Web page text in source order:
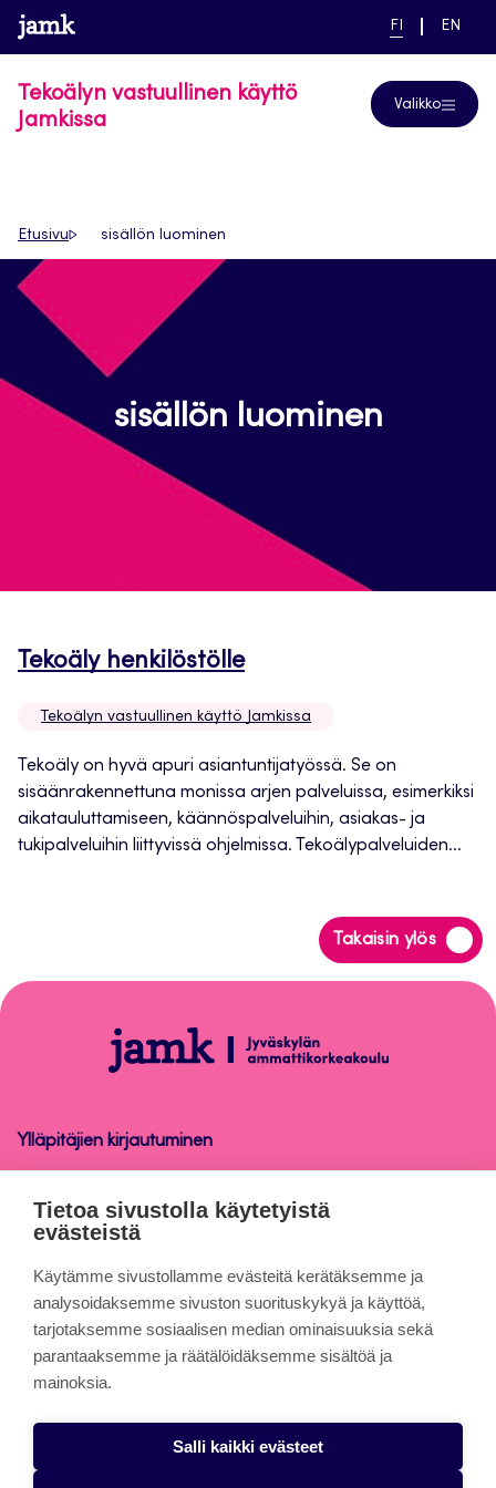
Siirry
suoraan
www.jamk.fi linkki pääsivustolle
NYKYINEN
FI
VAIHDA
EN
Tekoälyn vastuullinen käyttö
Jamkissa
Valikko
Etusivu sisällön luominen
sisällön luominen
Tekoäly henkilöstölleAvautuu
välilehteen
Tekoälyn vastuullinen käyttö Jamkissa
Tekoäly on hyvä apuri asiantuntijatyössä. Se on
sisäänrakennettuna monissa arjen palveluissa, esimerkiksi
aikatauluttamiseen, käännöspalveluihin, asiakas- ja
tukipalveluihin liittyvissä ohjelmissa. Tekoälypalveluiden...
Takaisin ylös
Siirry
takaisin
Tekoälyn
vastuullinen
Ylläpitäjien kirjautuminen
Tekoälyn vastuullinen käyttö Jamkissa
Tietoa sivuista
Evästeet
Saavutettavuusseloste
Tietosuojaseloste
Alasottoilmoitus
Tietoa sivustolla käytetyistä
evästeistä
Käytämme sivustollamme evästeitä kerätäksemme ja
analysoidaksemme sivuston suorituskykyä ja käyttöä,
tarjotaksemme sosiaalisen median ominaisuuksia sekä
parantaaksemme ja räätälöidäksemme sisältöä ja
mainoksia.
Salli kaikki evästeet